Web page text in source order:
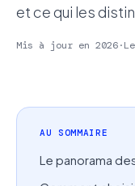
et ce qui les
Mis à jour en 2026·
AU SOMMAIRE
Le panorama